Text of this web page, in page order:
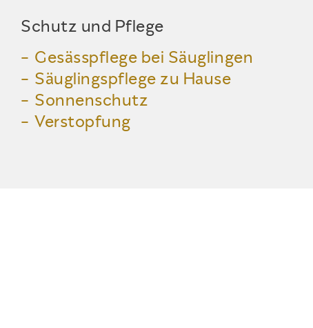
Schutz und Pflege
Gesässpflege bei Säuglingen
Säuglingspflege zu Hause
Sonnenschutz
Verstopfung